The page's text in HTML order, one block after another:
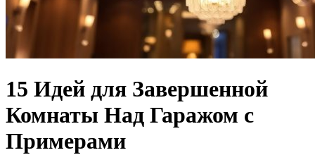
15 Идей для Завершенной
Комнаты Над Гаражом с
Примерами